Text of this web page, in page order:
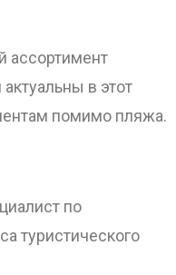
ассортимент
в этот
помимо пляжа.
по
туристического